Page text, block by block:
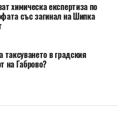
химическа експертиза по
със загинал на Шипка
таксуването в градския
на Габрово?